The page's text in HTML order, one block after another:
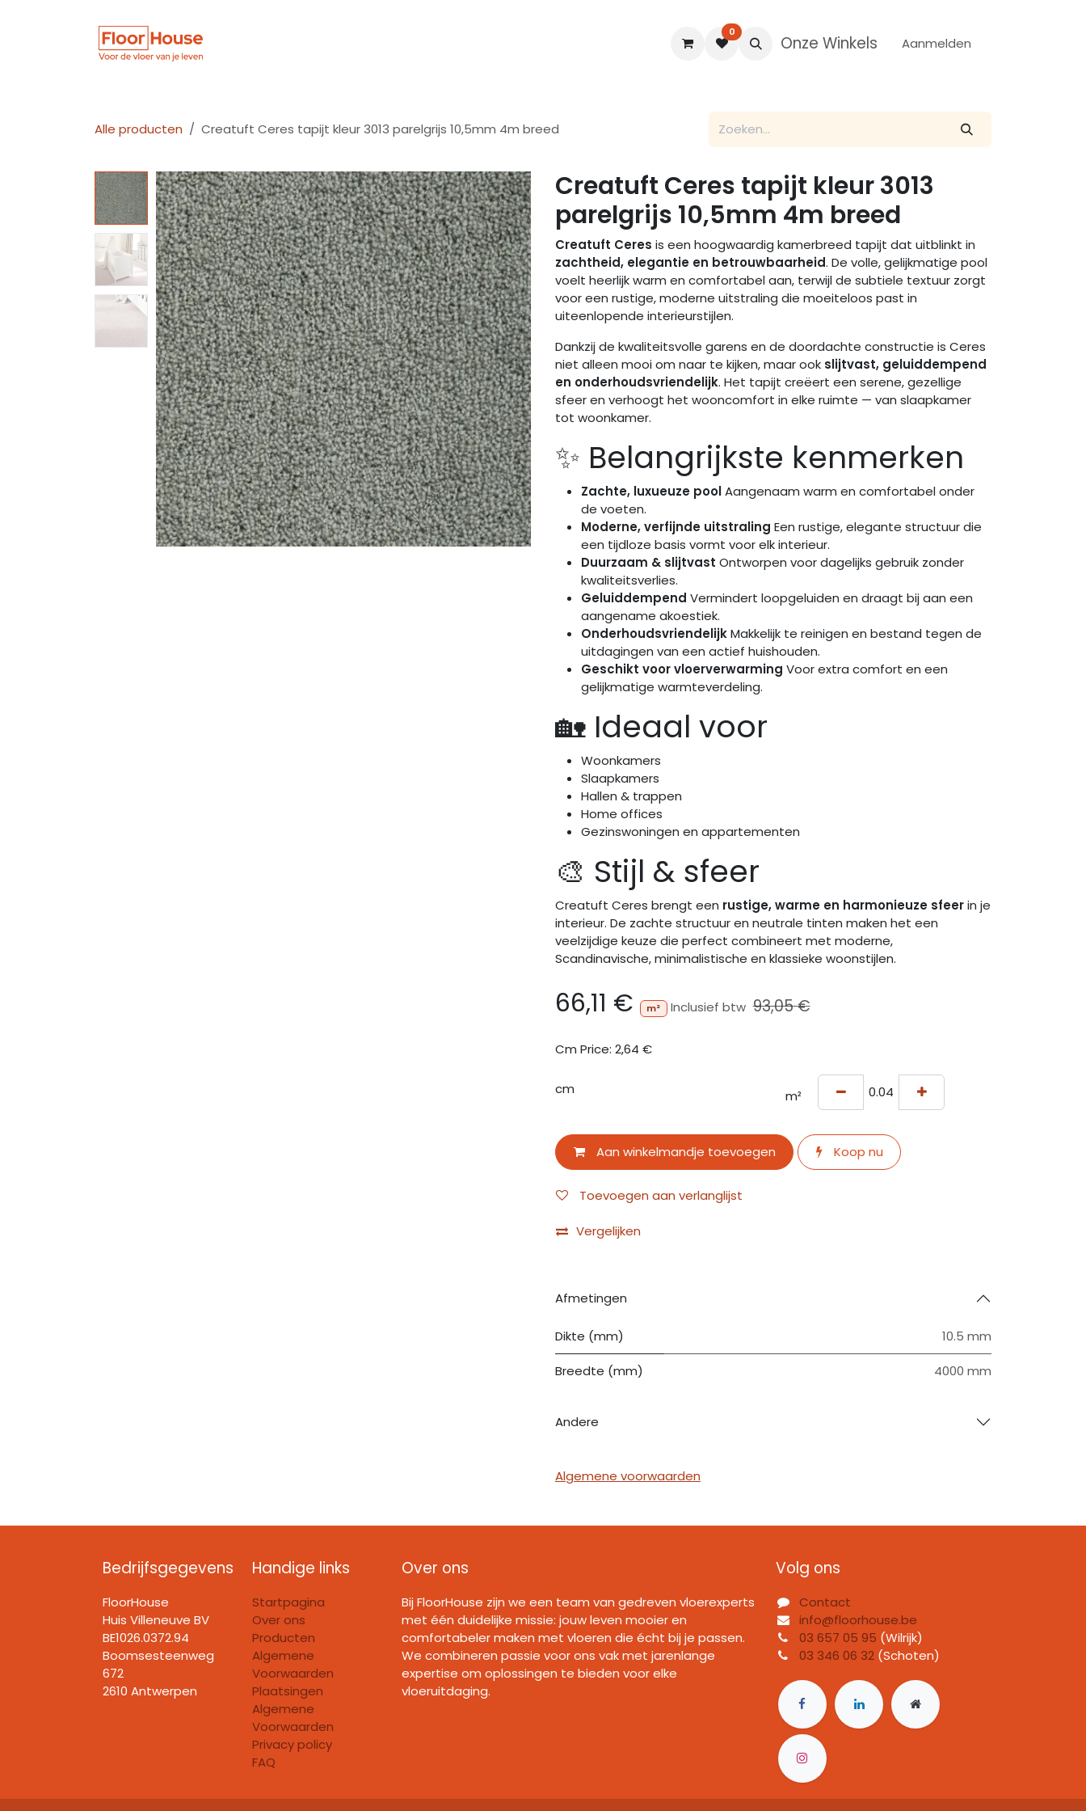
Blogs
0
Onze Winkels Aanmelden
Alle producten Creatuft Ceres tapijt kleur 3013 parelgrijs 10,5mm 4m breed
Creatuft Ceres tapijt kleur 3013
parelgrijs 10,5mm 4m breed
Creatuft Ceres is een hoogwaardig kamerbreed tapijt dat uitblinkt in
zachtheid, elegantie en betrouwbaarheid. De volle, gelijkmatige pool
voelt heerlijk warm en comfortabel aan, terwijl de subtiele textuur zorgt
voor een rustige, moderne uitstraling die moeiteloos past in
uiteenlopende interieurstijlen.
Dankzij de kwaliteitsvolle garens en de doordachte constructie is Ceres
niet alleen mooi om naar te kijken, maar ook slijtvast, geluiddempend
en onderhoudsvriendelijk. Het tapijt creëert een serene, gezellige
sfeer en verhoogt het wooncomfort in elke ruimte — van slaapkamer
tot woonkamer.
✨ Belangrijkste kenmerken
Zachte, luxueuze poolAangenaam warm en comfortabel onder
de voeten.
Moderne, verfijnde uitstraling Een rustige, elegante structuur die
een tijdloze basis vormt voor elk interieur.
Duurzaam & slijtvast Ontworpen voor dagelijks gebruik zonder
kwaliteitsverlies.
Geluiddempend Vermindert loopgeluiden en draagt bij aan een
aangename akoestiek.
OnderhoudsvriendelijkMakkelijk te reinigen en bestand tegen de
uitdagingen van een actief huishouden.
Geschikt voor vloerverwarming Voor extra comfort en een
gelijkmatige warmteverdeling.
🏡 Ideaal voor
Woonkamers
Slaapkamers
Hallen & trappen
Home offices
Gezinswoningen en appartementen
🎨 Stijl & sfeer
Creatuft Ceres brengt een rustige, warme en harmonieuze sfeerin je
interieur. De zachte structuur en neutrale tinten maken het een
veelzijdige keuze die perfect combineert met moderne,
Scandinavische, minimalistische en klassieke woonstijlen.
66,11 € m² Inclusief btw 93,05€
Cm Price: 2,64 €
cm m²
Aan winkelmandje toevoegen Koop nu
Toevoegen aan verlanglijst
Vergelijken
Afmetingen
Dikte (mm) 10.5 mm
Breedte (mm) 4000 mm
Andere
Algemene voorwaarden
Volg ons
Contact
info@floorhouse.be
03 657 05 95 (Wilrijk)
03 346 06 32(Schoten)
Over ons
Bij FloorHouse zijn we een team van gedreven vloerexperts
met één duidelijke missie: jouw leven mooier en
comfortabeler maken met vloeren die écht bij je passen.
We combineren passie voor ons vak met jarenlange
expertise om oplossingen te bieden voor elke
vloeruitdaging.
Handige links
Startpagina
Over ons
Producten
Algemene
Voorwaarden
Plaatsingen
Algemene
Voorwaarden
Privacy policy
FAQ
Bedrijfsgegevens
FloorHouse
Huis Villeneuve BV​
BE1026.0372.94
Boomsesteenweg
672
2610 Antwerpen